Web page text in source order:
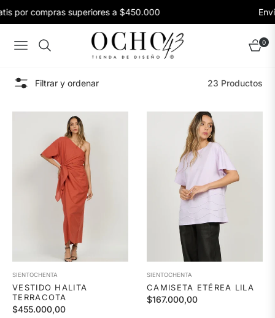
por compras superiores a $450.000
Navigation Carrito
0
Filtrar y ordenar 23 Productos
SIENTOCHENTA
VESTIDO HALITA
TERRACOTA
Precio
$455.000,00
SIENTOCHENTA
CAMISETA ETÉREA LILA
Precio
$167.000,00